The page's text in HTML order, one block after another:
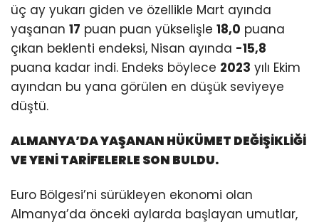
üç ay yukarı giden ve özellikle Mart ayında
yaşanan 17 puan puan yükselişle 18,0 puana
çıkan beklenti endeksi, Nisan ayında -15,8
puana kadar indi. Endeks böylece 2023 yılı Ekim
ayından bu yana görülen en düşük seviyeye
düştü.
ALMANYA’DA YAŞANAN HÜKÜMET DEĞİŞİKLİĞİ
VE YENİ TARİFELERLE SON BULDU.
Euro Bölgesi’ni sürükleyen ekonomi olan
Almanya’da önceki aylarda başlayan umutlar,